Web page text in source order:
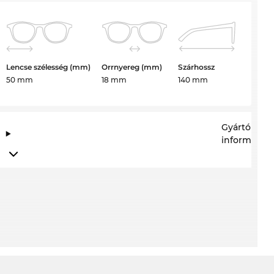
Lencse szélesség (mm)
50 mm
Orrnyereg (mm)
18 mm
Szárhossz
140 mm
Gyártói
információk